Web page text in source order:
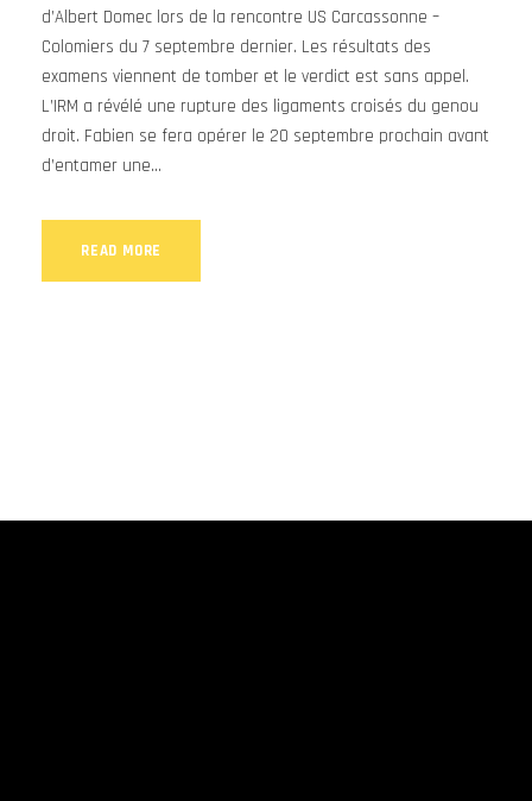
d’Albert Domec lors de la rencontre US Carcassonne –
Colomiers du 7 septembre dernier. Les résultats des
examens viennent de tomber et le verdict est sans appel.
L’IRM a révélé une rupture des ligaments croisés du genou
droit. Fabien se fera opérer le 20 septembre prochain avant
d’entamer une...
READ MORE